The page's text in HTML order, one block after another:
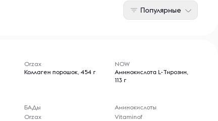
Популярные
Orzax
Коллаген порошок, 454 г
БАДы
Orzax
NOW
Аминокислота L-Тирозин,
113 г
Аминокислоты
Vitaminof